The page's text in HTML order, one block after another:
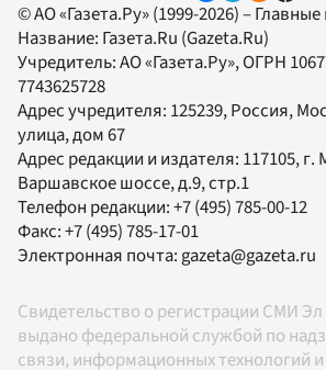
© АО «Газета.Ру» (1999-2026) –
Название: Газета.Ru (Gazeta.Ru)
Учредитель:АО «Газета.Ру», ОГРН
7743625728
Адрес учредителя: 125239, Россия,
улица, дом 67
Адрес редакции и издателя: 117105, г.
Варшавское шоссе, д.9, стр.1
Телефон редакции:+7 (495) 785-00-12
Факс:+7 (495) 785-17-01
Электронная почта:gazeta@gazeta.ru
Свидетельство о регистрации СМИ
выдано федеральной службой по
связи, информационных технологий